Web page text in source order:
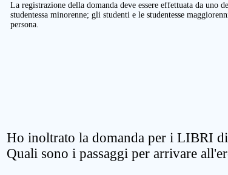
La registrazione della domanda deve essere effettuata da uno
studentessa minorenne; gli studenti e le studentesse
persona.
Ho inoltrato la domanda per i LIBRI di
Quali sono i passaggi per arrivare